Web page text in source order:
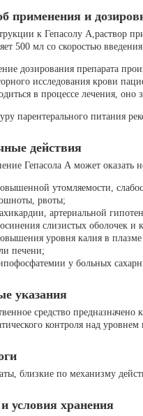
применения и
к Гепасолу А,раствор
500 мл со скоростью
дозирования препарата
исследования крови
в процессе лечения, оно
парентерального питания
действия
Гепасола А может оказать
утомляемости,
рвоты;
артериальной
слизистых оболочек и
уровня калия в
печени;
у больных
указания
средство
контроля над уровнем
близкие по механизму
условия хранения